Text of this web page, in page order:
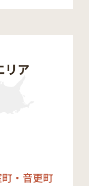
リア
・音更町